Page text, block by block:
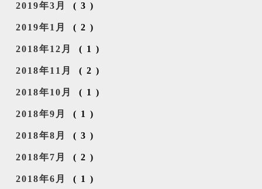
2019年3月 (3)
2019年1月 (2)
2018年12月 (1)
2018年11月 (2)
2018年10月 (1)
2018年9月 (1)
2018年8月 (3)
2018年7月 (2)
2018年6月 (1)